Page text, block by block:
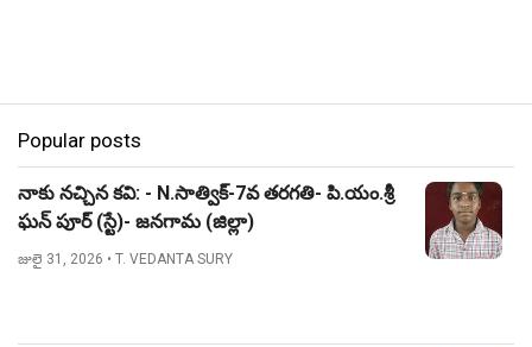
Popular posts
నాకు నచ్చిన కవి: - N.సాత్విక్-7వ తరగతి- పి.యం.శ్రీ
ఘన్ పూర్ (స్టే)- జనగామ (జిల్లా)
జులై 31, 2026 • T. VEDANTA SURY